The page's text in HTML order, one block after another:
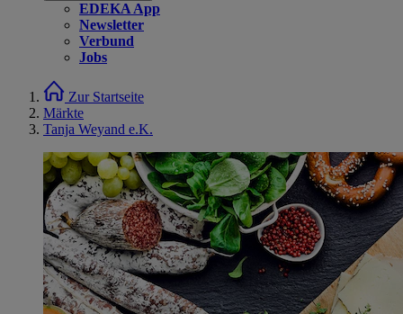
EDEKA App
Newsletter
Verbund
Jobs
Zur Startseite
Märkte
Tanja Weyand e.K.